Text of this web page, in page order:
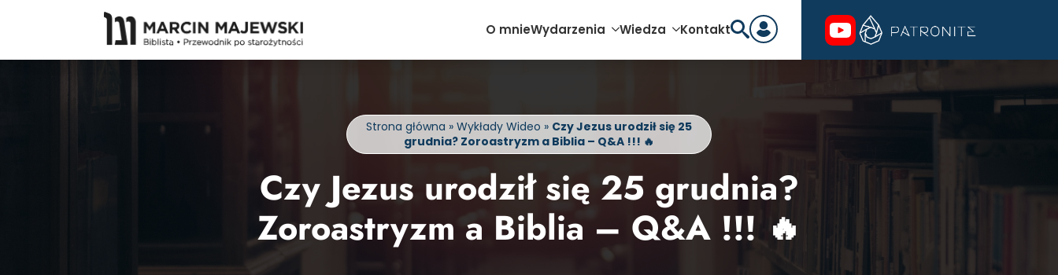
O mnieWydarzenia Wiedza Kontakt
Strona główna » Wykłady Wideo » Czy Jezus urodził się 25
grudnia? Zoroastryzm a Biblia – Q&A !!! 🔥
Czy Jezus urodził się 25 grudnia?
Zoroastryzm a Biblia – Q&A !!! 🔥